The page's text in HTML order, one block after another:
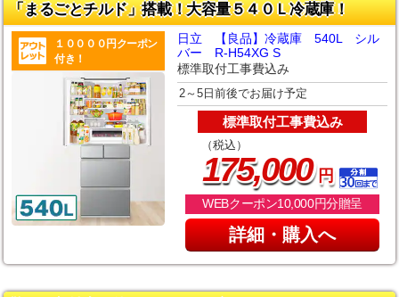
「まるごとチルド」搭載！大容量５４０Ｌ冷蔵庫！
１００００円クーポン
付き！
日立 【良品】冷蔵庫 540L シル
バー R-H54XG S
標準取付工事費込み
2～5日前後でお届け予定
標準取付工事費込み
（税込）
175,000円
WEBクーポン10,000円分贈呈
詳細・購入へ